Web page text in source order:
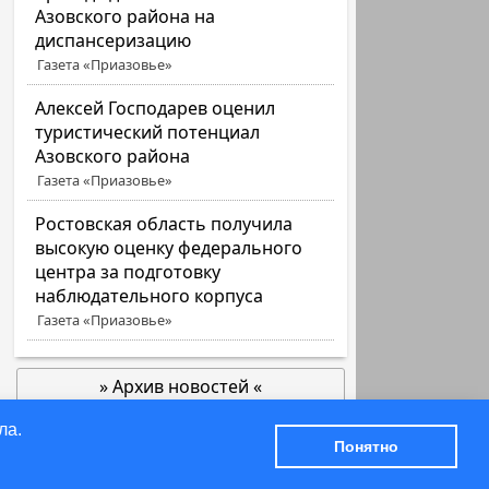
Понятно
Азовского района на
диспансеризацию
Газета «Приазовье»
Алексей Господарев оценил
туристический потенциал
Азовского района
Газета «Приазовье»
Ростовская область получила
высокую оценку федерального
центра за подготовку
наблюдательного корпуса
Газета «Приазовье»
» Архив новостей «
позже
День Филателии
Политика конфиденциальности